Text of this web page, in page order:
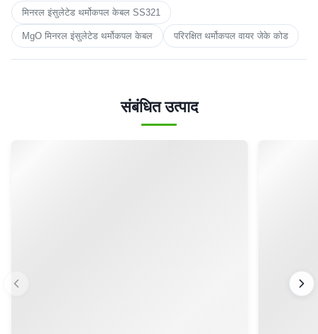
मिनरल इंसुलेटेड थर्मोकपल केबल SS321
MgO मिनरल इंसुलेटेड थर्मोकपल केबल परिरक्षित थर्मोकपल वायर जेके कोड
संबंधित उत्पाद